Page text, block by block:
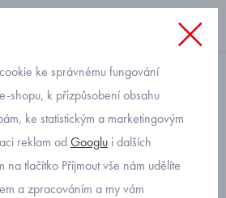
ke správnému fungování
shopu, k přizpůsobení obsahu
ke statistickým a marketingovým
reklam odGooglu i dalších
na tlačítko Přijmout vše nám udělíte
a zpracováním a my vám